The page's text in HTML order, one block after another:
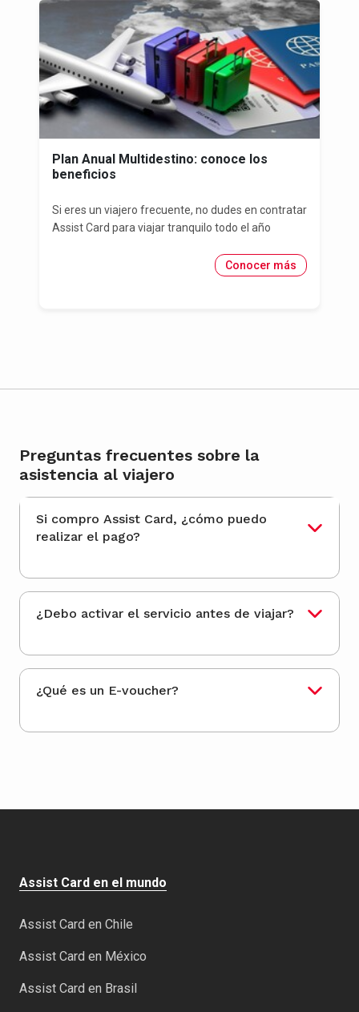
Plan Anual Multidestino: conoce los
beneficios
Si eres un viajero frecuente, no dudes en contratar
Assist Card para viajar tranquilo todo el año
Conocer más
Preguntas frecuentes sobre la
asistencia al viajero
Si compro Assist Card, ¿cómo puedo
realizar el pago?
¿Debo activar el servicio antes de viajar?
¿Qué es un E-voucher?
Assist Card en el mundo
Assist Card en Chile
Assist Card en México
Assist Card en Brasil